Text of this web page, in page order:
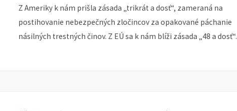
Z Ameriky k nám prišla zásada „trikrát a dosť“, zameraná na
postihovanie nebezpečných zločincov za opakované páchanie
násilných trestných činov. Z EÚ sa k nám blíži zásada „48 a dosť“.